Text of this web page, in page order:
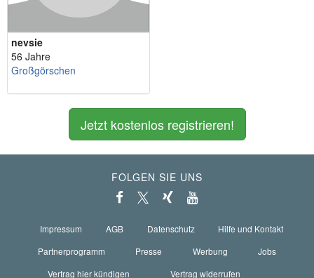
nevsie
56 Jahre
Großgörschen
Jetzt kostenlos registrieren!
FOLGEN SIE UNS
Impressum AGB Datenschutz
Hilfe und Kontakt
Partnerprogramm
Presse Werbung
Jobs
Vertrag hier kündigen
Vertrag widerrufen